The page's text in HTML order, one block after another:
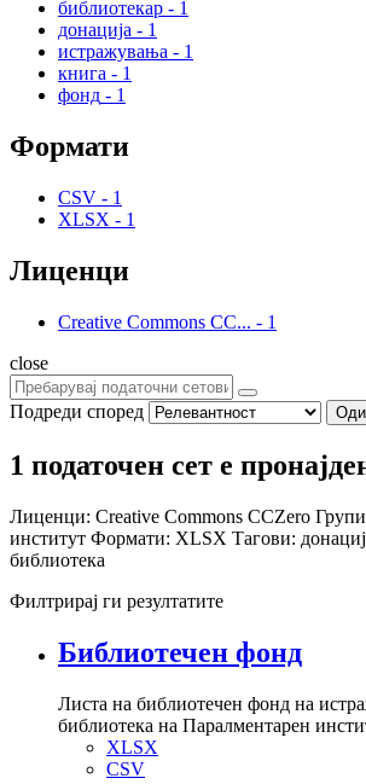
библиотекар - 1
донација - 1
истражувања - 1
книга - 1
фонд - 1
Формати
CSV - 1
XLSX - 1
Лиценци
Creative Commons CC... - 1
close
Подреди според Оди
1 податочен сет е
Лиценци: Creative Commons CCZero
институт Формати: XLSX Тагови:
библиотека
Филтрирај ги резултатите
Библиотечен фонд
Листа на библиотечен фонд на
библиотека на Паралментарен
XLSX
CSV